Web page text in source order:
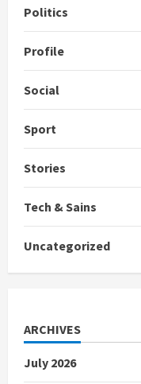
Politics
Profile
Social
Sport
Stories
Tech & Sains
Uncategorized
ARCHIVES
July 2026